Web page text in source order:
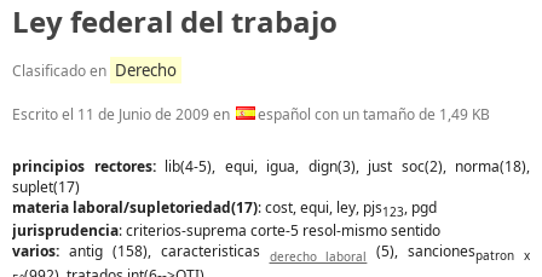
Ley federal del trabajo
Clasificado en Derecho
Escrito el 11 de Junio de 2009en español con un tamaño de 1,49 KB
principios rectores: lib(4-5), equi, igua, dign(3), just soc(2), norma(18),
suplet(17)
materia laboral/supletoriedad(17): cost, equi, ley, pjs123, pgd
jurisprudencia: criterios-suprema corte-5 resol-mismo sentido
varios: antig (158), caracteristicas derecho laboral (5), sancionespatron x